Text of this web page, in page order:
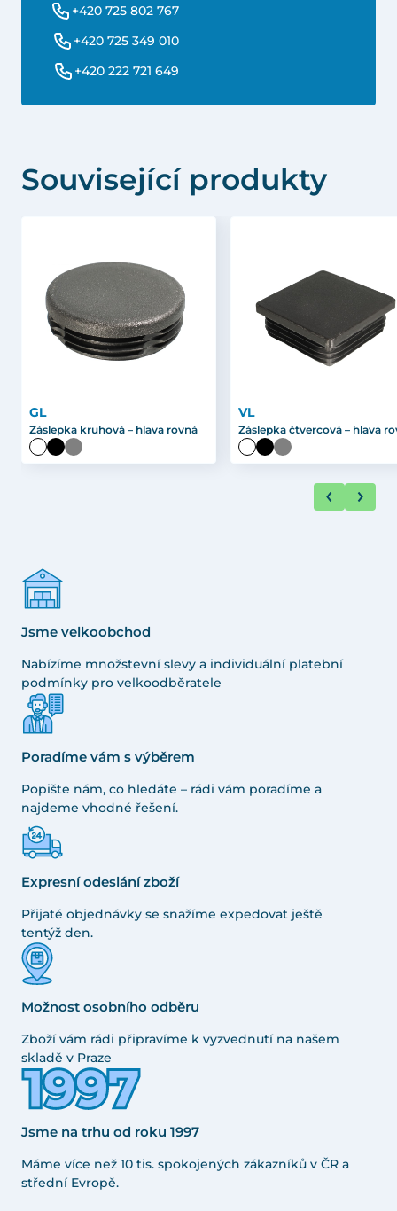
+420 725 802 767
+420 725 349 010
+420 222 721 649
Související produkty
GL
Záslepka kruhová – hlava rovná
VL
Záslepka čtvercová – hlava
Jsme velkoobchod
Nabízíme množstevní slevy a individuální platební
podmínky pro velkoodběratele
Poradíme vám s výběrem
Popište nám, co hledáte – rádi vám poradíme a
najdeme vhodné řešení.
Expresní odeslání zboží
Přijaté objednávky se snažíme expedovat ještě
tentýž den.
Možnost osobního odběru
Zboží vám rádi připravíme k vyzvednutí na našem
skladě v Praze
Jsme na trhu od roku 1997
Máme více než 10 tis. spokojených zákazníků v ČR a
střední Evropě.